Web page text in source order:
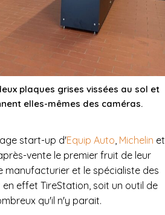
plaques grises vissées au sol et
elles-mêmes des caméras.
start-up d'Equip Auto Michelin et
vente le premier fruit de leur
manufacturier et le spécialiste des
effet TireStation, soit un outil de
qu'il n'y parait.